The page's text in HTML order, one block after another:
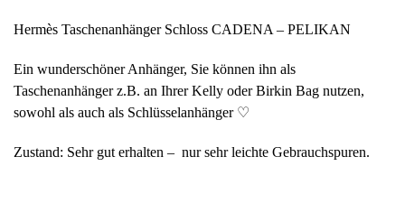
Hermès Taschenanhänger Schloss CADENA – PELIKAN
Ein wunderschöner Anhänger, Sie können ihn als
Taschenanhänger z.B. an Ihrer Kelly oder Birkin Bag nutzen,
sowohl als auch als Schlüsselanhänger ♡
Zustand: Sehr gut erhalten – nur sehr leichte Gebrauchspuren.